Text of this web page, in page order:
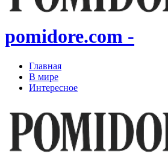
pomidore.com -
Главная
В мире
Интересное